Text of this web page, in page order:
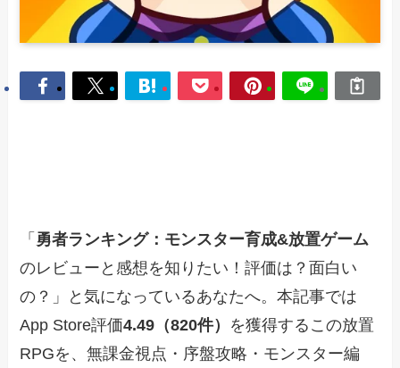
「 勇者ランキング：モンスター育成&放置ゲーム
のレビューと感想を知りたい！評価は？面白い
の？」と気になっているあなたへ。本記事では
App Store評価4.49（820件） を獲得するこの放置
RPGを、無課金視点・序盤攻略・モンスター編